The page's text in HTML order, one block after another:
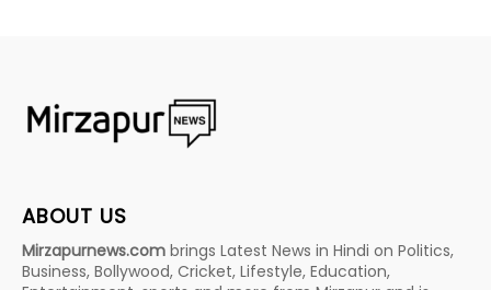
ABOUT US
Mirzapurnews.com brings Latest News in Hindi on Politics,
Business, Bollywood, Cricket, Lifestyle, Education,